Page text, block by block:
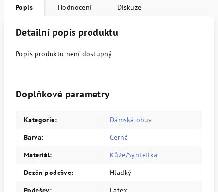
Popis Hodnocení Diskuze
Detailní popis produktu
Popis produktu není dostupný
Doplňkové parametry
Kategorie:
Dámská obuv
Barva:
Černá
Materiál:
Kůže/Syntetika
Dezén podešve:
Hladký
Podešev: Latex